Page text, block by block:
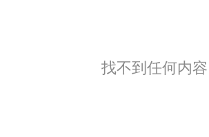
找不到任何内容